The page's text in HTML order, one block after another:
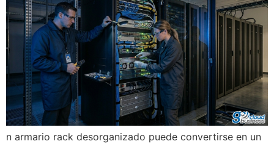
n armario rack desorganizado puede convertirse en un